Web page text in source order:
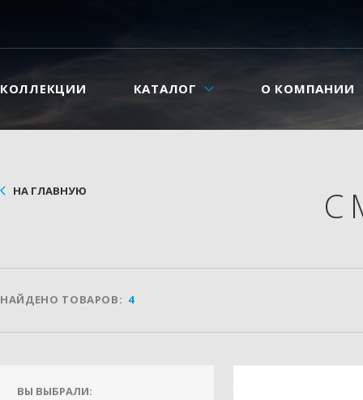
КОЛЛЕКЦИИ КАТАЛОГ О КОМПАНИИ
НА ГЛАВНУЮ
НАЙДЕНО ТОВАРОВ: 4
ВЫ ВЫБРАЛИ: